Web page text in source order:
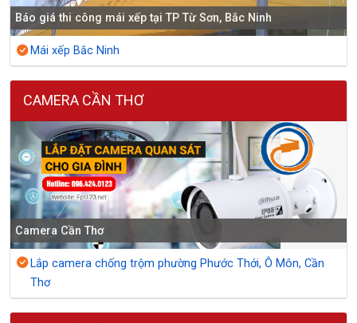
Báo giá thi công mái xếp tại TP Từ Sơn, Bắc Ninh
Mái xếp Bắc Ninh
CAMERA CẦN THƠ
Camera Cần Thơ
Lắp camera chống trộm phường Phước Thới, Ô Môn, Cần
Thơ